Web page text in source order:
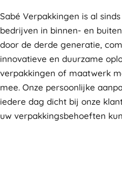
Sabé Verpakkingen is al
bedrijven in binnen- en
door de derde generatie,
innovatieve en duurzame
verpakkingen of maatwerk
mee. Onze persoonlijke
iedere dag dicht bij onze
uw verpakkingsbehoeften